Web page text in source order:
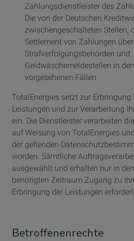
Zahlungsdienstleister des
Die von der Deutschen
zwischengeschalteten Stellen,
Settlement von Zahlungen
Strafverfolgungsbehörden und
Geldwäschemeldestellen in
vorgesehenen Fällen
TotalEnergies setzt zur
Leistungen und zur Verarbeitung
ein. Die Dienstleister verarbeiten
auf Weisung von TotalEnergies
der geltenden
worden. Sämtliche
ausgewählt und erhalten nur in
benötigten Zeitraum Zugang zu
Erbringung der Leistungen
Betroffenenrechte